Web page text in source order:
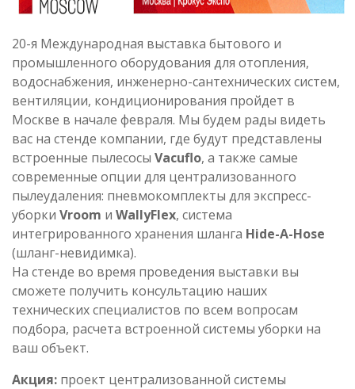
20-я Международная выставка бытового и
промышленного оборудования для отопления,
водоснабжения, инженерно-сантехнических систем,
вентиляции, кондиционирования пройдет в
Москве в начале февраля. Мы будем рады видеть
вас на стенде компании, где будут представлены
встроенные пылесосы Vacuflo, а также самые
современные опции для централизованного
пылеудаления: пневмокомплекты для экспресс-
уборки Vroom и WallyFlex, система
интегрированного хранения шланга Hide-A-Hose
(шланг-невидимка).
На стенде во время проведения выставки вы
сможете получить консультацию наших
технических специалистов по всем вопросам
подбора, расчета встроенной системы уборки на
ваш объект.
Акция: проект централизованной системы